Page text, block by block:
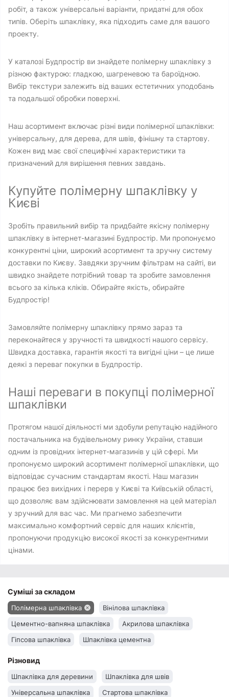
робіт, а також універсальні варіанти, придатні для обох
типів. Оберіть шпаклівку, яка підходить саме для вашого
проекту.
У каталозі Будпростір ви знайдете полімерну шпаклівку з
різною фактурою: гладкою, шагреневою та бароїдною.
Вибір текстури залежить від ваших естетичних уподобань
та подальшої обробки поверхні.
Наш асортимент включає різні види полімерної шпаклівки:
універсальну, для дерева, для швів, фінішну та стартову.
Кожен вид має свої специфічні характеристики та
призначений для вирішення певних завдань.
Купуйте полімерну шпаклівку у
Києві
Зробіть правильний вибір та придбайте якісну полімерну
шпаклівку в інтернет-магазині Будпростір. Ми пропонуємо
конкурентні ціни, широкий асортимент та зручну систему
доставки по Києву. Завдяки зручним фільтрам на сайті, ви
швидко знайдете потрібний товар та зробите замовлення
всього за кілька кліків. Обирайте якість, обирайте
Будпростір!
Замовляйте полімерну шпаклівку прямо зараз та
переконайтеся у зручності та швидкості нашого сервісу.
Швидка доставка, гарантія якості та вигідні ціни – це лише
деякі з переваг покупки в Будпростір.
Наші переваги в покупці полімерної
шпаклівки
Протягом нашої діяльності ми здобули репутацію надійного
постачальника на будівельному ринку України, ставши
одним із провідних інтернет-магазинів у цій сфері. Ми
пропонуємо широкий асортимент полімерної шпаклівки, що
відповідає сучасним стандартам якості. Наш магазин
працює без вихідних і перерв у Києві та Київській області,
що дозволяє вам здійснювати замовлення на цей матеріал
у зручний для вас час. Ми прагнемо забезпечити
максимально комфортний сервіс для наших клієнтів,
пропонуючи продукцію високої якості за конкурентними
цінами.
Суміші за складом
Полімерна шпаклівка
Вінілова шпаклівка
Цементно-вапняна шпаклівка
Акрилова шпаклівка
Гіпсова шпаклівка
Шпаклівка цементна
Різновид
Шпаклівка для деревини
Шпаклівка для швів
Універсальна шпаклівка
Стартова шпаклівка